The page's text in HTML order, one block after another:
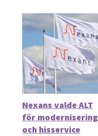
Nexans valde ALT
för modernisering
och hisservice